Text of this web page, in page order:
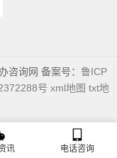
咨询网 备案号： 鲁ICP
号 xml地图 txt地
讯 电话咨询